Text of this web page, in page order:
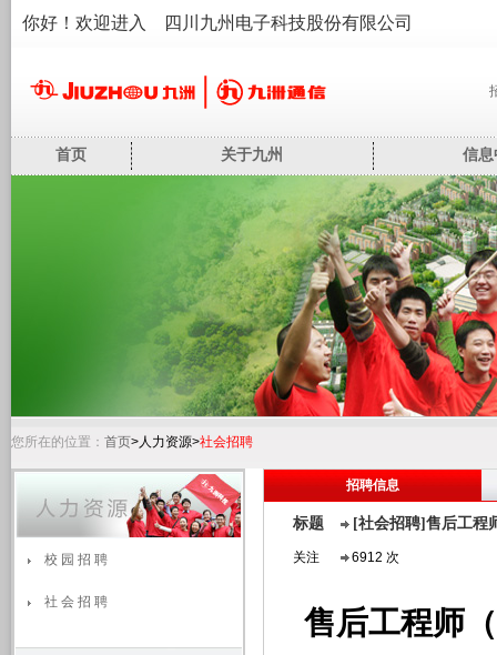
你好！欢迎进入 四川九州电子科技股份有限公司
首页 关于九州 信
您所在的位置： 首页>人力资源>社会招聘
校 园 招 聘
社 会 招 聘
招聘信息
标题 [社会招聘]售后工程
关注 6912 次
售后工程师